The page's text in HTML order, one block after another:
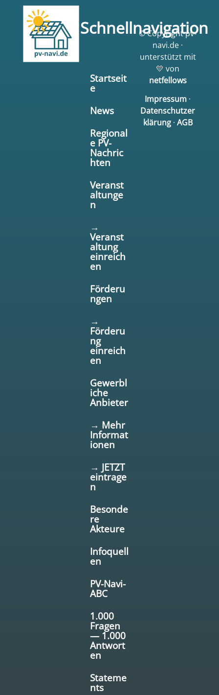
Schnellnavigation
Startseit
e
News
Regional
e PV-
Nachric
hten
Veranst
altunge
n
→
Veranst
altung
einreich
en
Förderu
ngen
→
Förderu
ng
einreich
en
Gewerbl
iche
Anbieter
→ Mehr
Informat
ionen
→ JETZT
eintrage
n
Besonde
re
Akteure
Infoquell
en
PV-Navi-
ABC
1.000
Fragen
— 1.000
Antwort
en
Stateme
nts
© Copyright pv-
navi.de ·
unterstützt mit
💛 von
netfellows
Impressum ·
Datenschutzer
klärung· AGB